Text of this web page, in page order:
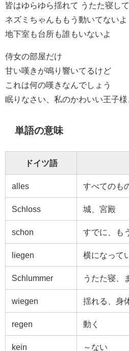
皆はゆらゆら揺れて うたた寝し
ネズミちゃんももう動いてないよ
地下室も台所も誰もいないよ
侍女の部屋だけ
甘い嘆きが鳴り響いてるけど
これは何の嘆きなんでしょう
眠りなさい、私のかわいい王子
単語の意味
ドイツ語
alles すべてのも
Schloss 城、宮殿
schon すでに、も
liegen 横になって
Schlummer うたた寝、
wiegen 揺れる、身
regen 動く
kein ～ない